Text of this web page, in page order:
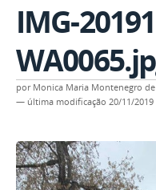
IMG-
por Monica Maria Montenegro
— última modificação 20/11/2019